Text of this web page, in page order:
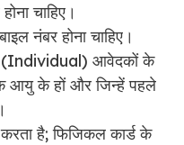
चाहिए।
नंबर होना चाहिए।
(Individual) आवेदकों के
आयु के हों और जिन्हें पहले
है; फिजिकल कार्ड के